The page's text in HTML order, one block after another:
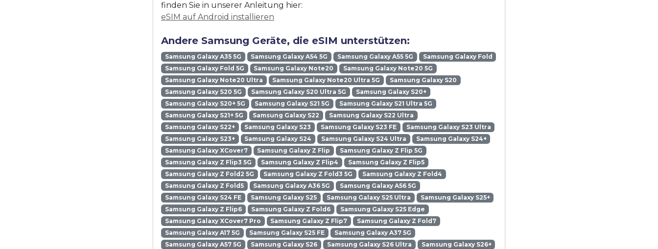
finden Sie in unserer Anleitung hier:
eSIM auf Android installieren
Andere Samsung Geräte, die eSIM unterstützen:
Samsung Galaxy A35 5G Samsung Galaxy A54 5G Samsung Galaxy A55 5G
Samsung Galaxy Fold
Samsung Galaxy Fold 5G
Samsung Galaxy Note20
Samsung Galaxy Note20 5G
Samsung Galaxy Note20 Ultra
Samsung Galaxy Note20 Ultra 5G
Samsung Galaxy S20
Samsung Galaxy S20 5G
Samsung Galaxy S20 Ultra 5G
Samsung Galaxy S20+
Samsung Galaxy S20+ 5G
Samsung Galaxy S21 5G
Samsung Galaxy S21 Ultra 5G
Samsung Galaxy S21+ 5G
Samsung Galaxy S22
Samsung Galaxy S22 Ultra
Samsung Galaxy S22+
Samsung Galaxy S23 Samsung Galaxy S23 FE
Samsung Galaxy S23 Ultra
Samsung Galaxy S23+
Samsung Galaxy S24 Samsung Galaxy S24 Ultra
Samsung Galaxy S24+
Samsung Galaxy XCover7
Samsung Galaxy Z Flip
Samsung Galaxy Z Flip 5G
Samsung Galaxy Z Flip3 5G
Samsung Galaxy Z Flip4
Samsung Galaxy Z Flip5
Samsung Galaxy Z Fold2 5G
Samsung Galaxy Z Fold3 5G
Samsung Galaxy Z Fold4
Samsung Galaxy Z Fold5
Samsung Galaxy A36 5G
Samsung Galaxy A56 5G
Samsung Galaxy S24 FE
Samsung Galaxy S25 Samsung Galaxy S25 Ultra
Samsung Galaxy S25+
Samsung Galaxy Z Flip6
Samsung Galaxy Z Fold6
Samsung Galaxy S25 Edge
Samsung Galaxy XCover7 Pro
Samsung Galaxy Z Flip7
Samsung Galaxy Z Fold7
Samsung Galaxy A17 5G
Samsung Galaxy S25 FE
Samsung Galaxy A37 5G
Samsung Galaxy A57 5G
Samsung Galaxy S26 Samsung Galaxy S26 Ultra Samsung Galaxy S26+